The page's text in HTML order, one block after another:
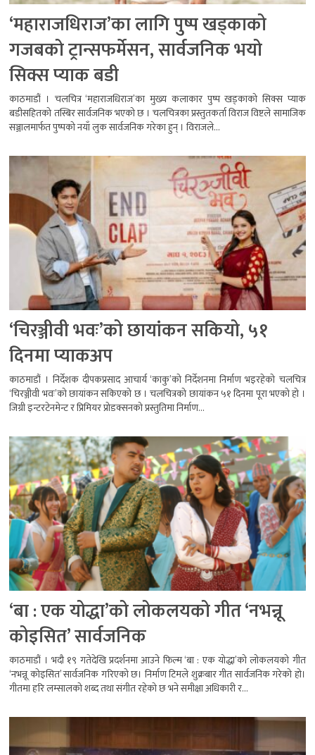
‘महाराजधिराज’का लागि पुष्प खड्काको
गजबको ट्रान्सफर्मेसन, सार्वजनिक भयो
सिक्स प्याक बडी
काठमाडौं । चलचित्र ‘महाराजधिराज’का मुख्य कलाकार पुष्प खड्काको सिक्स प्याक
बडीसहितको तस्बिर सार्वजनिक भएको छ । चलचित्रका प्रस्तुतकर्ता विराज विष्टले सामाजिक
सञ्जालमार्फत पुष्पको नयाँ लुक सार्वजनिक गरेका हुन् । विराजले...
‘चिरञ्जीवी भवः’को छायांकन सकियो, ५१
दिनमा प्याकअप
काठमाडौं । निर्देशक दीपकप्रसाद आचार्य ‘काकु’को निर्देशनमा निर्माण भइरहेको चलचित्र
‘चिरञ्जीवी भवः’को छायांकन सकिएको छ । चलचित्रको छायांकन ५१ दिनमा पूरा भएको हो ।
जिग्री इन्टरटेनमेन्ट र प्रिमियर प्रोडक्सनको प्रस्तुतिमा निर्माण...
‘बा : एक योद्धा’को लोकलयको गीत ‘नभन्नू
कोइसित’ सार्वजनिक
काठमाडौं । भदौ १९ गतेदेखि प्रदर्शनमा आउने फिल्म ‘बा : एक योद्धा’को लोकलयको गीत
‘नभन्नू कोइसित’ सार्वजनिक गरिएको छ। निर्माण टिमले शुक्रबार गीत सार्वजनिक गरेको हो।
गीतमा हरि लम्सालको शब्द तथा संगीत रहेको छ भने समीक्षा अधिकारी र...